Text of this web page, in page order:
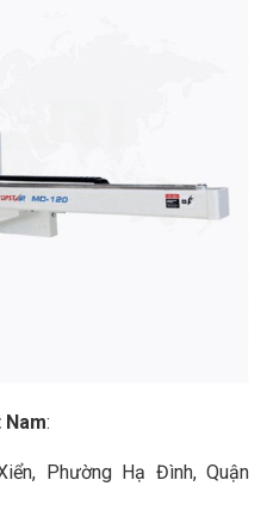
:
Phường Hạ Đình, Quận